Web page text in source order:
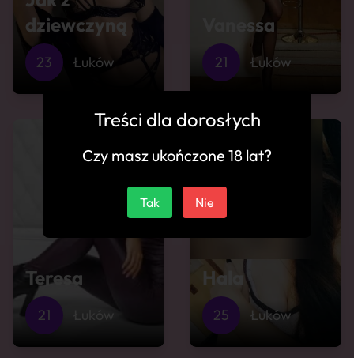
dziewczyną
23 Łuków
Vanessa
21 Łuków
Teresa
21 Łuków
Hala
25 Łuków
Treści dla dorosłych
Czy masz ukończone 18 lat?
Tak Nie